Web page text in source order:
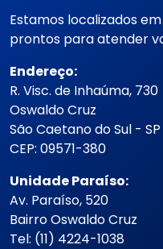
Estamos localizados
prontos para atender
Endereço:
R. Visc. de Inhaúma, 730
Oswaldo Cruz
São Caetano do Sul - SP
CEP: 09571-380
Unidade Paraíso:
Av. Paraíso, 520
Bairro Oswaldo Cruz
Tel: (11) 4224-1038